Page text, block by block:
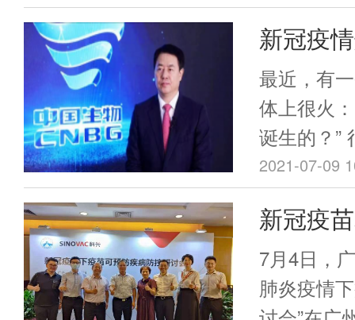
南瑞丽又
在本次疫
云南德宏
效。截至7
接种人群
96.92%。
率，再结
测、隔离
者认为，
范围并较
新冠疫
国疫苗
不起，
最近，有
体上很火
诞生的？”
撼。
2021-07-09
新冠疫
成年人
7月4日，
肺炎疫情